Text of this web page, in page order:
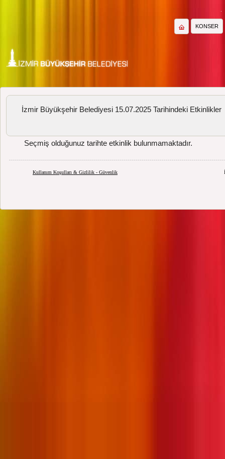
KONSER
İzmir Büyükşehir Belediyesi 15.07.2025 Tarihindeki Etkinlikler
Seçmiş olduğunuz tarihte etkinlik bulunmamaktadır.
Kullanım Koşulları & Gizlilik - Güvenlik